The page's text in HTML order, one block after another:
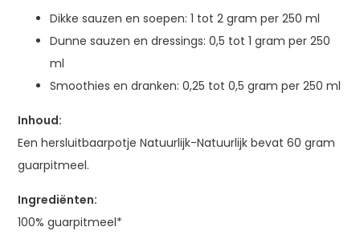
Dikke sauzen en soepen: 1 tot 2 gram per 250 ml
Dunne sauzen en dressings: 0,5 tot 1 gram per 250
ml
Smoothies en dranken: 0,25 tot 0,5 gram per 250 ml
Inhoud:
Een hersluitbaarpotje Natuurlijk-Natuurlijk bevat 60 gram
guarpitmeel.
Ingrediënten:
100% guarpitmeel*